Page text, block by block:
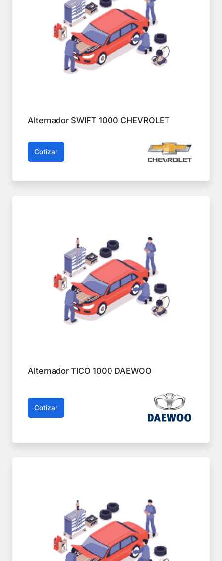
Alternador SWIFT 1000 CHEVROLET
Cotizar
Alternador TICO 1000 DAEWOO
Cotizar